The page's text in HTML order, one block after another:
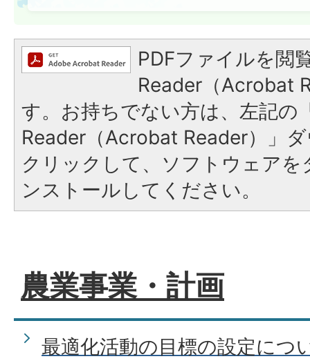
PDFファイルを閲
Reader（Acrobat
す。お持ちでない方は、左記の
Reader（Acrobat Reader）」
クリックして、ソフトウェア
ンストールしてください。
農業事業・計画
最適化活動の目標の設定につ